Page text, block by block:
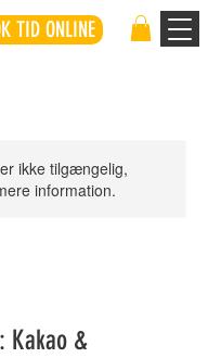
TID ONLINE
ikke tilgængelig,
information.
Kakao &